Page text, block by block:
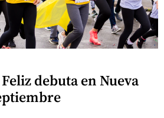
debuta en Nueva